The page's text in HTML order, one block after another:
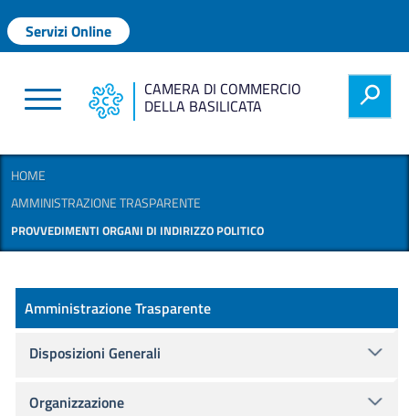
Menu profilo utente
Servizi Online
CAMERA DI COMMERCIO
DELLA BASILICATA h
HOME
AMMINISTRAZIONE TRASPARENTE
PROVVEDIMENTI ORGANI DI INDIRIZZO POLITICO
Amministrazione Trasparente
Amministrazione Trasparente
Disposizioni Generali
Organizzazione